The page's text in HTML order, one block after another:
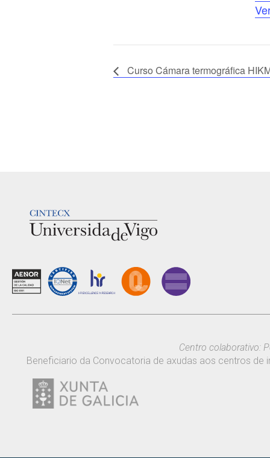
Curso Cámara termográfica
Centro colaborativo:
Beneficiario da Convocatoria de axudas aos centros de